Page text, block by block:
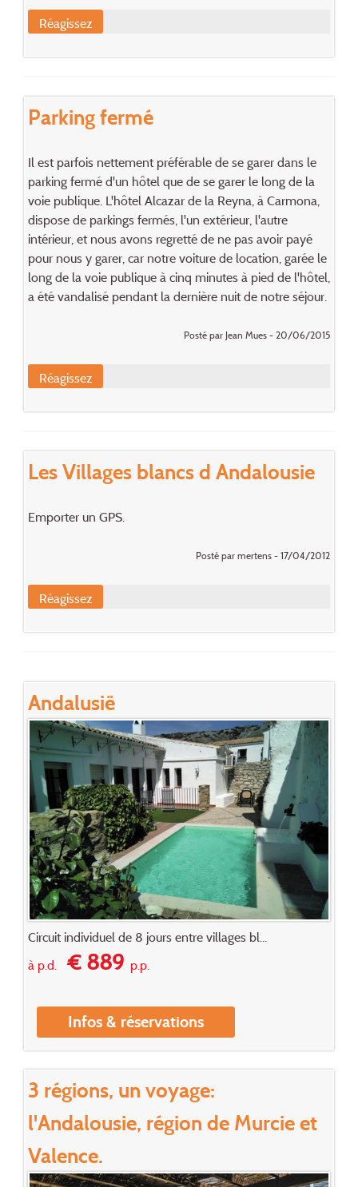
Réagissez
Parking fermé
Il est parfois nettement préférable de se garer dans le
parking fermé d'un hôtel que de se garer le long de la
voie publique. L'hôtel Alcazar de la Reyna, à Carmona,
dispose de parkings fermés, l'un extérieur, l'autre
intérieur, et nous avons regretté de ne pas avoir payé
pour nous y garer, car notre voiture de location, garée le
long de la voie publique à cinq minutes à pied de l'hôtel,
a été vandalisé pendant la dernière nuit de notre séjour.
Posté par Jean Mues - 20/06/2015
Réagissez
Les Villages blancs d Andalousie
Emporter un GPS.
Posté par mertens - 17/04/2012
Réagissez
Andalusië
Circuit individuel de 8 jours entre villages bl...
à p.d.€ 889p.p.
Infos & réservations
3 régions, un voyage:
l'Andalousie, région de Murcie et
Valence.